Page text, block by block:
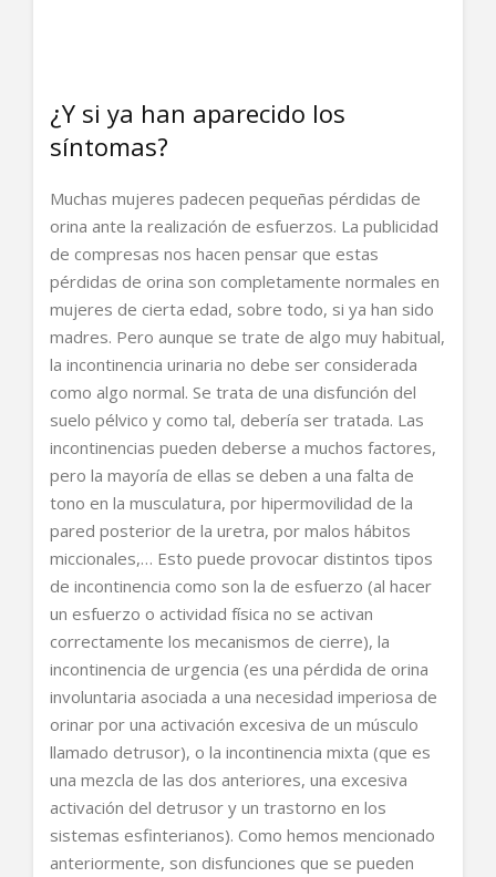
¿Y si ya han aparecido los
síntomas?
Muchas mujeres padecen pequeñas pérdidas de
orina ante la realización de esfuerzos. La publicidad
de compresas nos hacen pensar que estas
pérdidas de orina son completamente normales en
mujeres de cierta edad, sobre todo, si ya han sido
madres. Pero aunque se trate de algo muy habitual,
la incontinencia urinaria no debe ser considerada
como algo normal. Se trata de una disfunción del
suelo pélvico y como tal, debería ser tratada. Las
incontinencias pueden deberse a muchos factores,
pero la mayoría de ellas se deben a una falta de
tono en la musculatura, por hipermovilidad de la
pared posterior de la uretra, por malos hábitos
miccionales,… Esto puede provocar distintos tipos
de incontinencia como son la de esfuerzo (al hacer
un esfuerzo o actividad física no se activan
correctamente los mecanismos de cierre), la
incontinencia de urgencia (es una pérdida de orina
involuntaria asociada a una necesidad imperiosa de
orinar por una activación excesiva de un músculo
llamado detrusor), o la incontinencia mixta (que es
una mezcla de las dos anteriores, una excesiva
activación del detrusor y un trastorno en los
sistemas esfinterianos). Como hemos mencionado
anteriormente, son disfunciones que se pueden